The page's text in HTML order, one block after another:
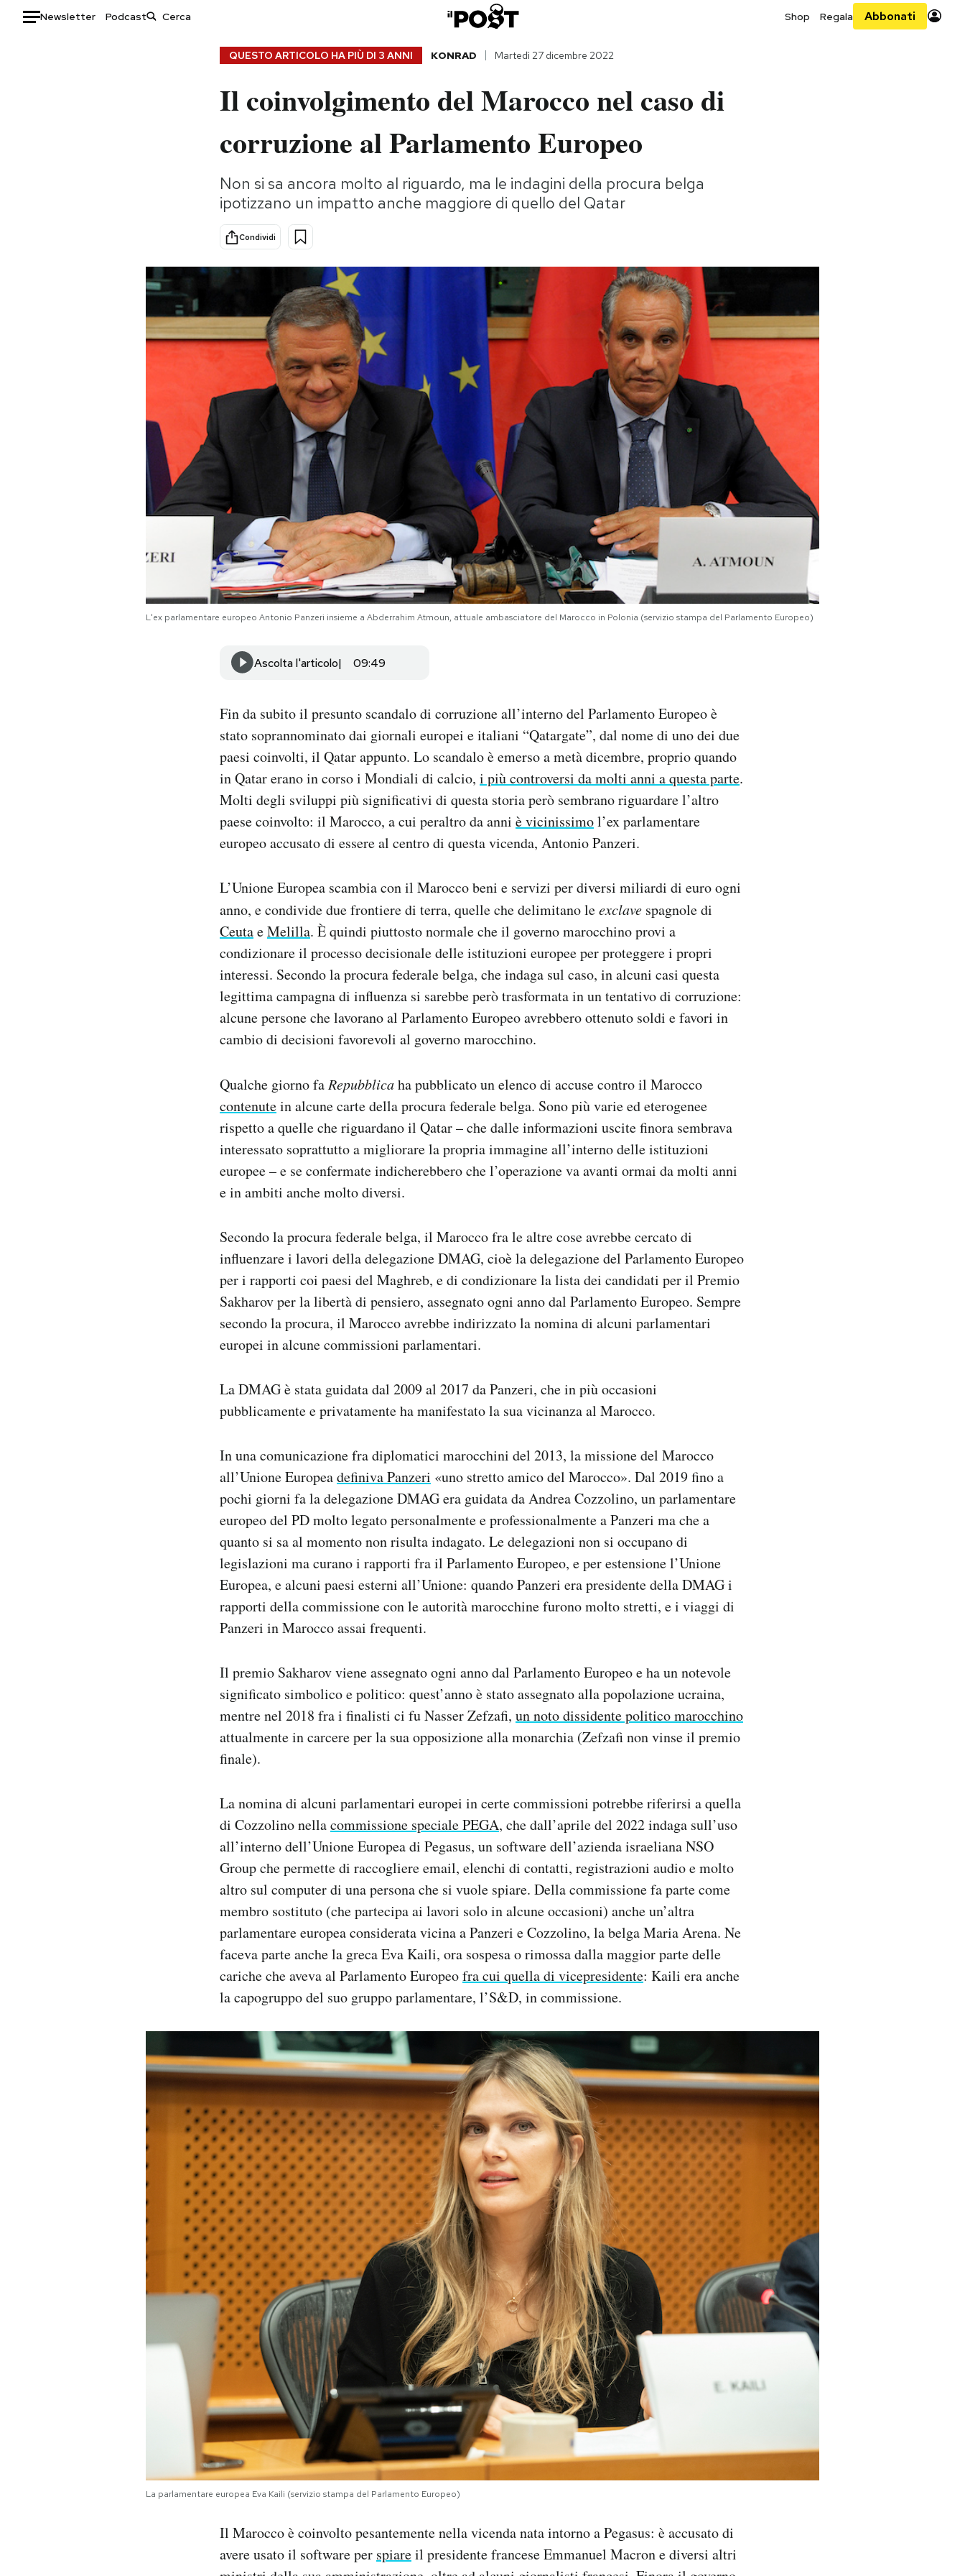
Newsletter Podcast Shop Regala Abbonati
Storie/Idee
Ok Boomer!
Altrecose
QUESTO ARTICOLO HA PIÙ DI 3 ANNI KONRAD Martedì 27 dicembre 2022
Il coinvolgimento del Marocco nel caso di
corruzione al Parlamento Europeo
Non si sa ancora molto al riguardo, ma le indagini della procura belga
ipotizzano un impatto anche maggiore di quello del Qatar
Condividi
L'ex parlamentare europeo Antonio Panzeri insieme a Abderrahim Atmoun, attuale ambasciatore del Marocco in Polonia (servizio stampa del Parlamento Europeo)
Ascolta l'articolo 09:49
Fin da subito il presunto scandalo di corruzione all’interno del Parlamento Europeo è
stato soprannominato dai giornali europei e italiani “Qatargate”, dal nome di uno dei due
paesi coinvolti, il Qatar appunto. Lo scandalo è emerso a metà dicembre, proprio quando
in Qatar erano in corso i Mondiali di calcio, i più controversi da molti anni a questa parte.
Molti degli sviluppi più significativi di questa storia però sembrano riguardare l’altro
paese coinvolto: il Marocco, a cui peraltro da anni è vicinissimol’ex parlamentare
europeo accusato di essere al centro di questa vicenda, Antonio Panzeri.
L’Unione Europea scambia con il Marocco beni e servizi per diversi miliardi di euro ogni
anno, e condivide due frontiere di terra, quelle che delimitano leexclave spagnole di
CeutaeMelilla. È quindi piuttosto normale che il governo marocchino provi a
condizionare il processo decisionale delle istituzioni europee per proteggere i propri
interessi. Secondo la procura federale belga, che indaga sul caso, in alcuni casi questa
legittima campagna di influenza si sarebbe però trasformata in un tentativo di corruzione:
alcune persone che lavorano al Parlamento Europeo avrebbero ottenuto soldi e favori in
cambio di decisioni favorevoli al governo marocchino.
Qualche giorno faRepubblicaha pubblicato un elenco di accuse contro il Marocco
contenutein alcune carte della procura federale belga. Sono più varie ed eterogenee
rispetto a quelle che riguardano il Qatar – che dalle informazioni uscite finora sembrava
interessato soprattutto a migliorare la propria immagine all’interno delle istituzioni
europee – e se confermate indicherebbero che l’operazione va avanti ormai da molti anni
e in ambiti anche molto diversi.
Secondo la procura federale belga, il Marocco fra le altre cose avrebbe cercato di
influenzare i lavori della delegazione DMAG, cioè la delegazione del Parlamento Europeo
per i rapporti coi paesi del Maghreb, e di condizionare la lista dei candidati per il Premio
Sakharov per la libertà di pensiero, assegnato ogni anno dal Parlamento Europeo. Sempre
secondo la procura, il Marocco avrebbe indirizzato la nomina di alcuni parlamentari
europei in alcune commissioni parlamentari.
La DMAG è stata guidata dal 2009 al 2017 da Panzeri, che in più occasioni
pubblicamente e privatamente ha manifestato la sua vicinanza al Marocco.
In una comunicazione fra diplomatici marocchini del 2013, la missione del Marocco
all’Unione Europeadefiniva Panzeri «uno stretto amico del Marocco». Dal 2019 fino a
pochi giorni fa la delegazione DMAG era guidata da Andrea Cozzolino, un parlamentare
europeo del PD molto legato personalmente e professionalmente a Panzeri ma che a
quanto si sa al momento non risulta indagato. Le delegazioni non si occupano di
legislazioni ma curano i rapporti fra il Parlamento Europeo, e per estensione l’Unione
Europea, e alcuni paesi esterni all’Unione: quando Panzeri era presidente della DMAG i
rapporti della commissione con le autorità marocchine furono molto stretti, e i viaggi di
Panzeri in Marocco assai frequenti.
Il premio Sakharov viene assegnato ogni anno dal Parlamento Europeo e ha un notevole
significato simbolico e politico: quest’anno è stato assegnato alla popolazione ucraina,
mentre nel 2018 fra i finalisti ci fu Nasser Zefzafi, un noto dissidente politico marocchino
attualmente in carcere per la sua opposizione alla monarchia (Zefzafi non vinse il premio
finale).
La nomina di alcuni parlamentari europei in certe commissioni potrebbe riferirsi a quella
di Cozzolino nellacommissione speciale PEGA, che dall’aprile del 2022 indaga sull’uso
all’interno dell’Unione Europea di Pegasus, un software dell’azienda israeliana NSO
Group che permette di raccogliere email, elenchi di contatti, registrazioni audio e molto
altro sul computer di una persona che si vuole spiare. Della commissione fa parte come
membro sostituto (che partecipa ai lavori solo in alcune occasioni) anche un’altra
parlamentare europea considerata vicina a Panzeri e Cozzolino, la belga Maria Arena. Ne
faceva parte anche la greca Eva Kaili, ora sospesa o rimossa dalla maggior parte delle
cariche che aveva al Parlamento Europeofra cui quella di vicepresidente: Kaili era anche
la capogruppo del suo gruppo parlamentare, l’S&D, in commissione.
La parlamentare europea Eva Kaili (servizio stampa del Parlamento Europeo)
Il Marocco è coinvolto pesantemente nella vicenda nata intorno a Pegasus: è accusato di
avere usato il software per spiareil presidente francese Emmanuel Macron e diversi altri